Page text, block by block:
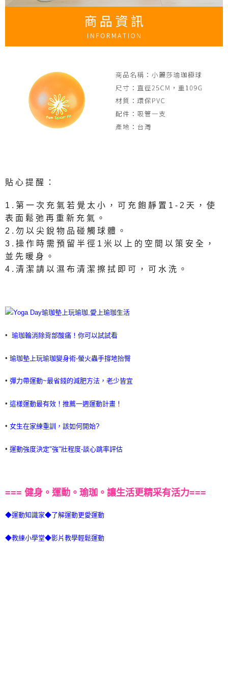
貼心提醒：
1.第一次充氣若覺太小，可充飽靜置1-2天，使
表面鬆弛再重新充氣。
2.勿以尖銳物品碰觸球體。
3.操作時需預留半徑1米以上的空間以策安全，
並先暖身。
4.清潔請以濕布清潔擦拭即可，可水洗。
• 瑜珈輪消除背部酸痛！你可以試試看
• 瑜珈墊上玩瑜珈變身術-螢火蟲手撐地抬臀
• 彈力帶運動~最省錢的減肥方法，老少皆宜
• 這樣運動最有效！推薦一週運動計畫！
• 女生在家練重訓，該如何開始?
• 運動強度決定"強"壯程度-談心跳率評估
=== 健身。運動。瑜珈。讓生活更精采有活力===
◆運動知識家◆了解運動更愛運動
◆教練小學堂◆影片教學輕鬆運動